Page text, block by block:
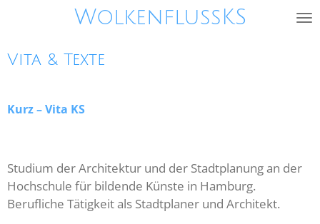
springen
WolkenflussKS
Vita & Texte
Kurz – Vita KS
Studium der Architektur und der Stadtplanung an der
Hochschule für bildende Künste in Hamburg.
Berufliche Tätigkeit als Stadtplaner und Architekt.